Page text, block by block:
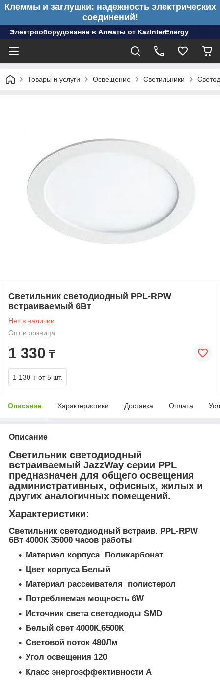
Клеммы и заглушки: надежность электрических
соединений!
Электрооборудование в Алматы от KazInterEnergy
Товары и услуги Освещение Светильники
Светильник светодиодный PPL-RPW
встраиваемый 6Вт
Нет в наличии
Опт и розница
1 330 ₸
1 130 ₸ от 5 шт.
Описание Характеристики Доставка Оплата
Описание
Светильник светодиодный
встраиваемый JazzWay серии PPL
предназначен для общего освещения
административных, офисных, жилых и
других аналогичных помещений.
Характеристики:
Светильник светодиодный встраив. PPL-RPW
6Вт 4000К 35000 часов работы
Материал корпуса Поликарбонат
Цвет корпуса Белый
Материал рассеивателя полистерол
Потребляемая мощность 6W
Источник света светодиоды SMD
Белый свет 4000К,6500К
Световой поток 480Лм
Угол освещения 120
Класс энергоэффективности А